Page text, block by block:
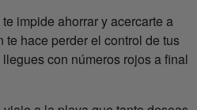
impide ahorrar y acercarte a
te hace perder el control de tus
con números rojos a final